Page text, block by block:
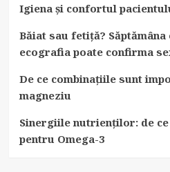
Igiena și confortul
Băiat sau fetiță?
ecografia poate confirma
De ce combinațiile sunt
magneziu
Sinergiile nutrienților: de
pentru Omega-3